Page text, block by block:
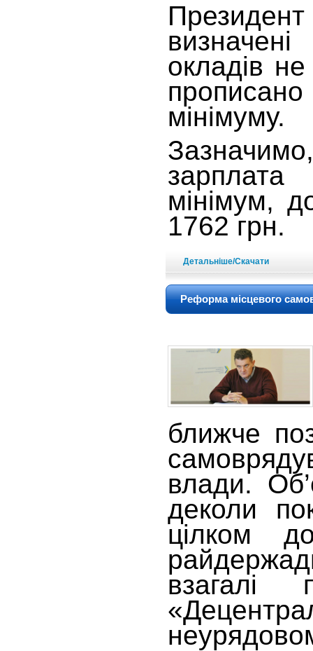
окладів не
мінімуму.
мінімум,
1762 грн.
Детальніше/Скачати
Реформа місцевого
ближче
влади.
деколи
цілком
взагалі